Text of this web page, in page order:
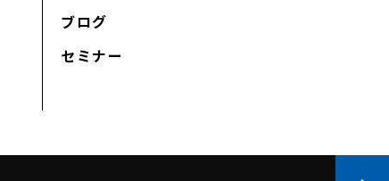
ブログ
セミナー